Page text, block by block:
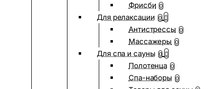
Фрисби 0
Для релаксации 0
Антистрессы 0
Массажеры 0
Для спа и сауны 0
Полотенца 0
Спа-наборы 0